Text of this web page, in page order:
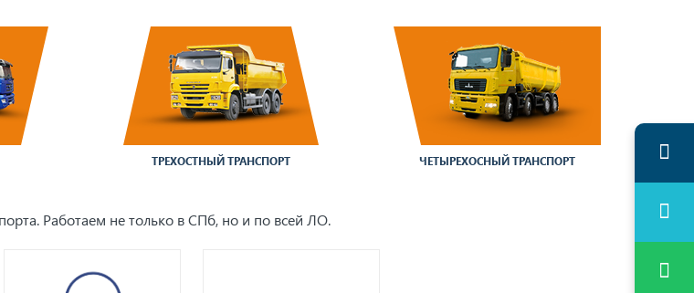
ТРЕХОСТНЫЙ ТРАНСПОРТ ЧЕТЫРЕХОСНЫЙ ТРАНСПОРТ
Работаем не только в СПб, но и по всей ЛО.